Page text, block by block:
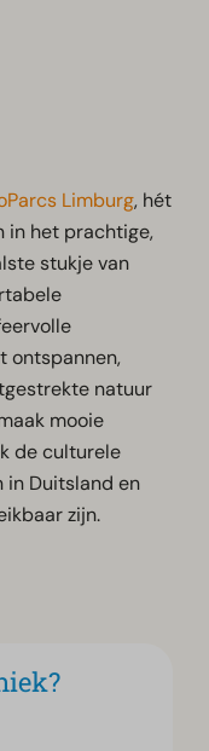
Limburg, hét
in het prachtige,
stukje van
ontspannen,
natuur
mooie
de culturele
in Duitsland en
zijn.